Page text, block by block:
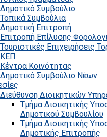
Δημοτικό Συμβούλιο
Τοπικά Συμβούλια
Δημοτική Επιτροπή
Επιτροπή Επίλυσης
Τουριστικές Επιχειρήσεις
ΚΕΠ
Κέντρα Κοινότητας
Δημοτικό Συμβούλιο Νέων
Διεύθυνση Διοικητικών
Τμήμα Διοικητικής
Δημοτικού Συμβουλίου
Τμήμα Διοικητικής
Δημοτικής Επιτροπής